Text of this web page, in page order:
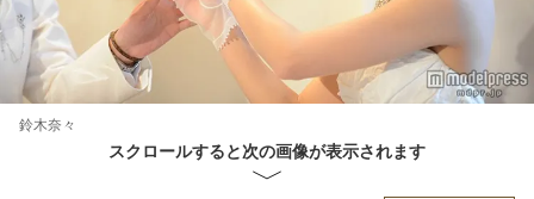
鈴木奈々
スクロールすると次の画像が表示されます